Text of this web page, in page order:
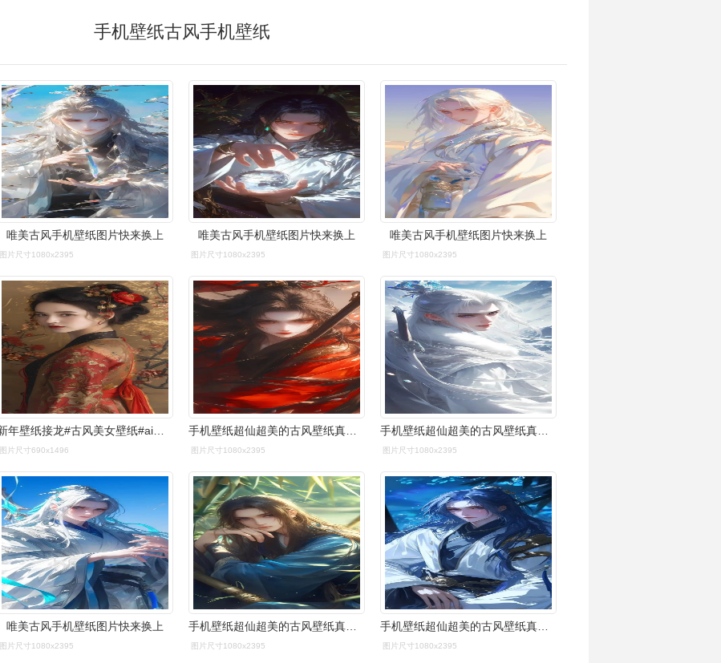
手机壁纸古风手机壁纸
唯美古风手机壁纸图片快来换上
图片尺寸1080x2395
唯美古风手机壁纸图片快来换上
图片尺寸1080x2395
唯美古风手机壁纸图片快来换上
图片尺寸1080x2395
新年壁纸接龙#古风美女壁纸#ai绘画
图片尺寸690x1496
手机壁纸超仙超美的古风壁纸真的绝了
图片尺寸1080x2395 图片尺寸1080x2395
唯美古风手机壁纸图片快来换上
图片尺寸1080x2395
手机壁纸超仙超美的古风壁纸真的绝了
图片尺寸1080x2395 图片尺寸1080x2395